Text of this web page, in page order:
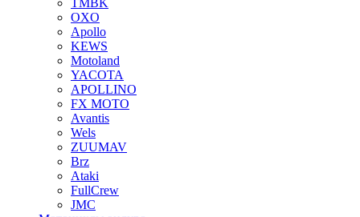
TMBK
OXO
Apollo
KEWS
Motoland
YACOTA
APOLLINO
FX MOTO
Avantis
Wels
ZUUMAV
Brz
Ataki
FullCrew
JMC